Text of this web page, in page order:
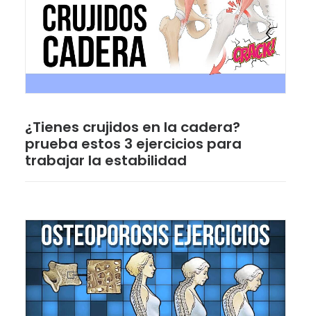
¿Tienes crujidos en la cadera?
prueba estos 3 ejercicios para
trabajar la estabilidad